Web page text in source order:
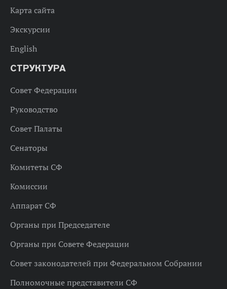
Карта сайта
Экскурсии
English
СТРУКТУРА
Совет Федерации
Руководство
Совет Палаты
Сенаторы
Комитеты СФ
Комиссии
Аппарат СФ
Органы при Председателе
Органы при Совете Федерации
Совет законодателей при Федеральном Собрании
Полномочные представители СФ